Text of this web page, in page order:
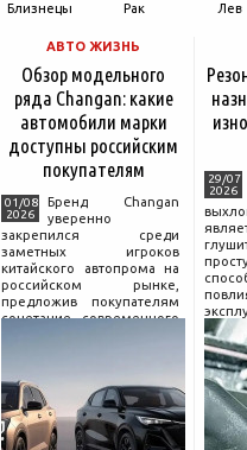
Близнецы Рак Лев
АВТО ЖИЗНЬ
Обзор модельного
ряда Changan: какие
автомобили марки
доступны российским
покупателям
01/08
2026
Бренд Changan
уверенно
закрепился среди
заметных игроков
китайского автопрома на
российском рынке,
предложив покупателям
сочетание современного
насчитывает несколько
десятилетий
29/07
2026
и